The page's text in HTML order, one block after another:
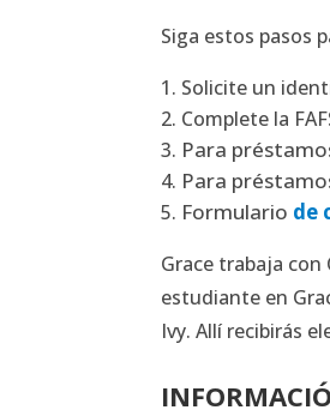
Siga estos pasos
Solicite un
Complete la
Para
Para
Formulario de
Grace trabaja
estudiante en
Ivy. Allí recibirás